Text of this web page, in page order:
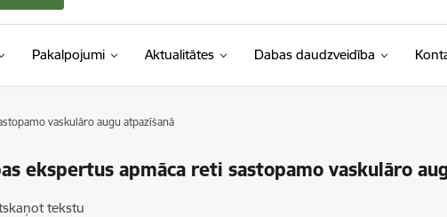
Pakalpojumi Aktualitātes Dabas daudzveidība
vaskulāro augu atpazīšanā
ekspertus apmāca reti sastopamo vaskulāro
tekstu